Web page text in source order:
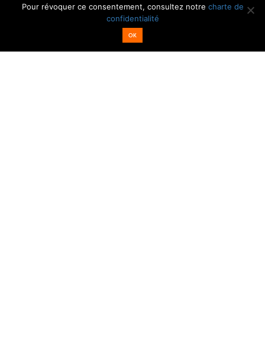
Email* Nom
Pour révoquer ce consentement, consultez notre charte de
confidentialité
OK